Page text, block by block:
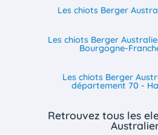
Les chiots Berger
Les chiots Berger
Bourgogne-
Les chiots Berger
département 70 -
Retrouvez tous les